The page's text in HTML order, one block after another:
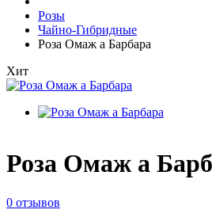
Розы
Чайно-Гибридные
Роза Омаж а Барбара
Хит
Роза Омаж а
0 отзывов